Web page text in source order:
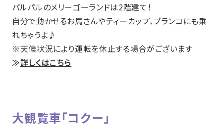
パルパルのメリーゴーランドは2階建て！
自分で動かせるお馬さんやティーカップ、ブランコにも乗
れちゃうよ♪
※天候状況により運転を休止する場合がございます
≫詳しくはこちら
大観覧車「コクー」